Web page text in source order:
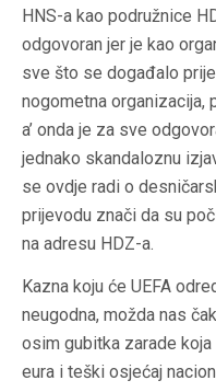
HNS-a kao podružnice
odgovoran jer je kao
sve što se događalo
nogometna organizacija,
a’ onda je za sve
jednako skandaloznu
se ovdje radi o
prijevodu znači da su
na adresu HDZ-a.
Kazna koju će UEFA
neugodna, možda nas
osim gubitka zarade
eura i teški osjećaj